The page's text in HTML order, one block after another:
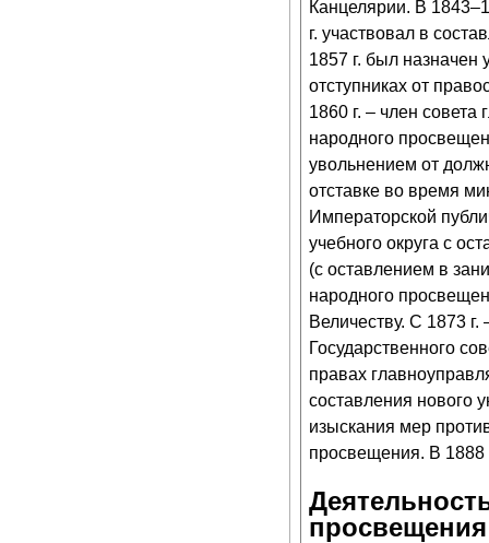
Канцелярии. В
г. участвовал в
1857 г. был назначен
отступниках от
1860 г. – член
народного
увольнением от
отставке во время
Императорской
учебного округа с
(с оставлением в
народного
Величеству. С 1873
Государственного
правах
составления нового
изыскания мер
просвещения. В 1888
просвещения